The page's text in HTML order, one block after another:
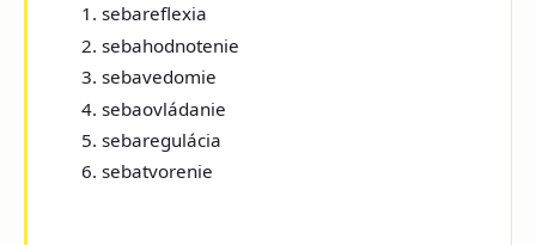
sebareflexia
sebahodnotenie
sebavedomie
sebaovládanie
sebaregulácia
sebatvorenie